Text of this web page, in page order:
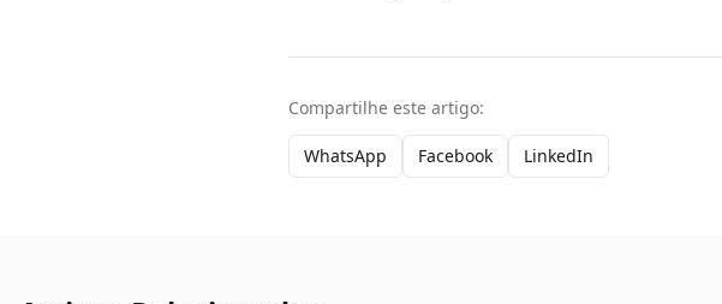
Compartilhe este artigo:
WhatsApp Facebook LinkedIn